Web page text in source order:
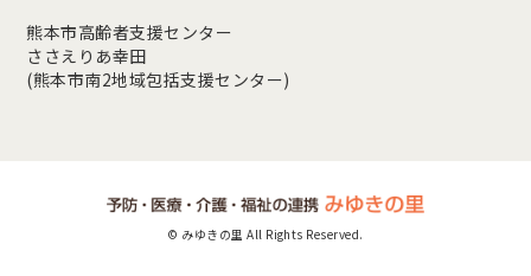
熊本市高齢者支援センター
ささえりあ幸田
(熊本市南2地域包括支援センター)
© みゆきの里 All Rights Reserved.